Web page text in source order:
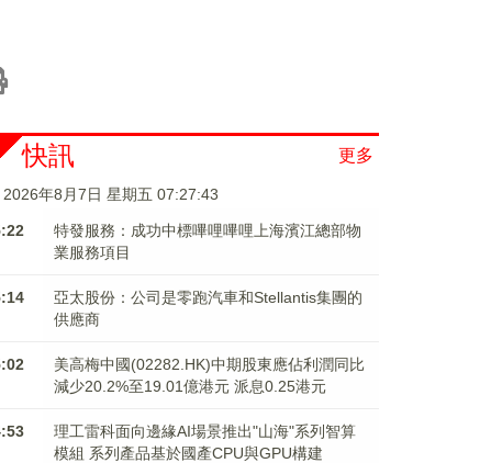
更多
快訊
2026年8月7日 星期五 07:27:43
特發服務：成功中標嗶哩嗶哩上海濱江總部物
業服務項目
亞太股份：公司是零跑汽車和Stellantis集團的
供應商
美高梅中國(02282.HK)中期股東應佔利潤同比
減少20.2%至19.01億港元 派息0.25港元
理工雷科面向邊緣AI場景推出"山海"系列智算
模組 系列產品基於國產CPU與GPU構建